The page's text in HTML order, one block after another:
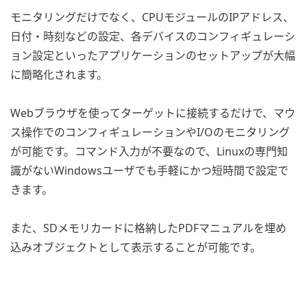
モニタリングだけでなく、CPUモジュールのIPアドレス、
日付・時刻などの設定、各デバイスのコンフィギュレーシ
ョン設定といったアプリケーションのセットアップが大幅
に簡略化されます。
Webブラウザを使ってターゲットに接続するだけで、マウ
ス操作でのコンフィギュレーションやI/Oのモニタリング
が可能です。コマンド入力が不要なので、Linuxの専門知
識がないWindowsユーザでも手軽にかつ短時間で設定で
きます。
また、SDメモリカードに格納したPDFマニュアルを埋め
込みオブジェクトとして表示することが可能です。